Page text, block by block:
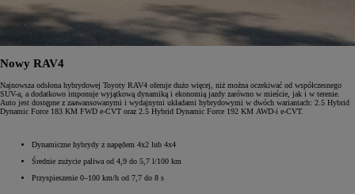
Nowy RAV4
Najnowsza odsłona hybrydowej Toyoty RAV4 oferuje dużo więcej, niż można oczekiwać od współczesnego
SUV-a, a dodatkowo imponuje wyjątkową dynamiką i ekonomią jazdy zarówno w mieście, jak i w terenie.
Auto jest dostępne z zaawansowanymi i wydajnymi układami hybrydowymi w dwóch wariantach: 2.5 Hybrid
Dynamic Force 183 KM FWD e-CVT oraz 2.5 Hybrid Dynamic Force 192 KM AWD-i e-CVT.
Dynamiczne hybrydy z napędem 4x2 lub 4x4
Średnie zużycie paliwa od 4,9 do 5,7 l/100 km
Przyspieszenie 0–100 km/h od 7,7 do 8 s